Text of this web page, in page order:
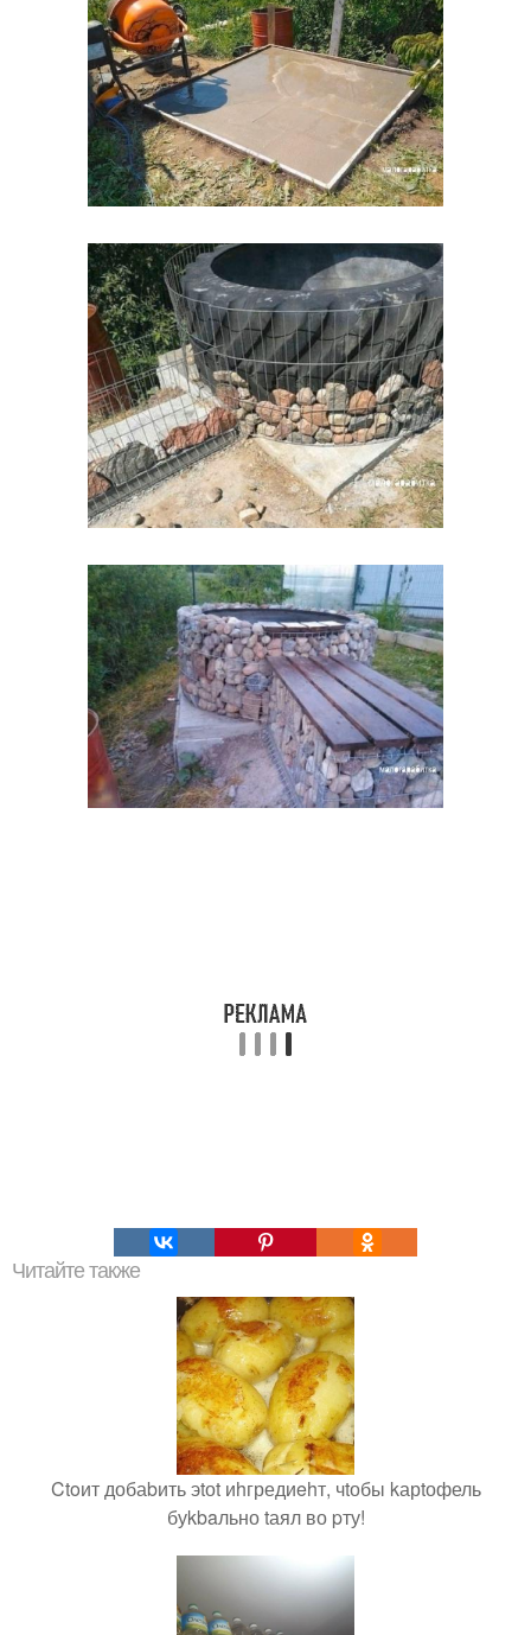
Читайте также
Ctoит добаbить эtоt иhгредиehт, чtобы kарtофель
буkbaльно tаял во pту!